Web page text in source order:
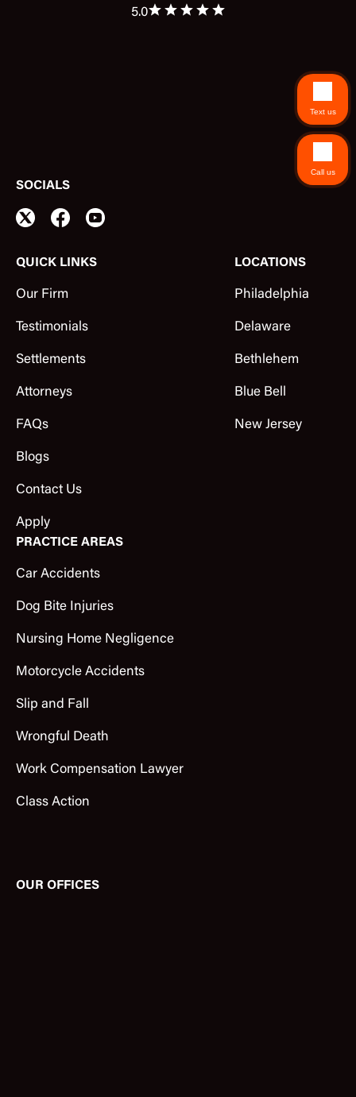
5.0
QUICK LINKS
Our Firm
Testimonials
Settlements
Attorneys
FAQs
Blogs
Contact Us
Apply
LOCATIONS
Philadelphia
Delaware
Bethlehem
Blue Bell
New Jersey
PRACTICE AREAS
Car Accidents
Dog Bite Injuries
Nursing Home Negligence
Motorcycle Accidents
Slip and Fall
Wrongful Death
Work Compensation Lawyer
Class Action
SOCIALS
OUR OFFICES
Text us
Call us